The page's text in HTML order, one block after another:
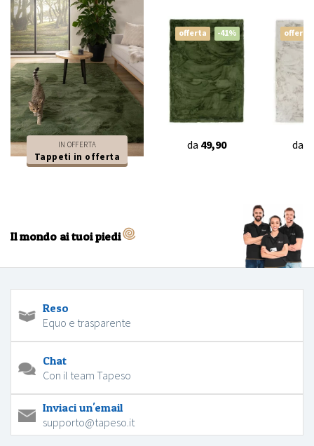
IN OFFERTA
Tappeti in offerta
offerta -41%
da 49,90
offerta
da
Il mondo ai tuoi piedi
Reso
Equo e trasparente
Chat
Con il team Tapeso
Inviaci un'email
supporto@tapeso.it